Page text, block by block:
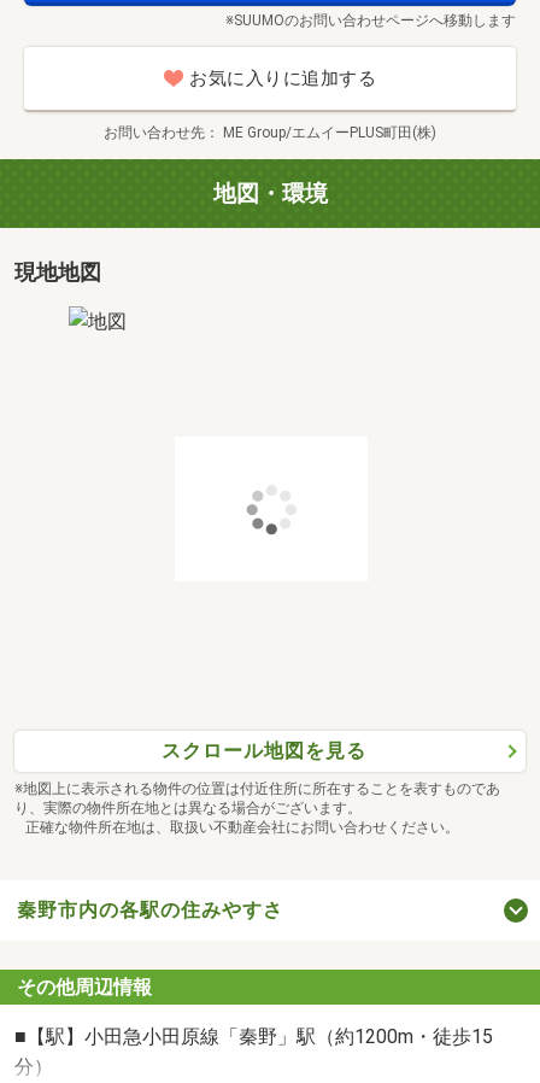
◇複数の金融機関を比較して、無理のない住宅ローンを
(4) 駅周辺の別物件のご案内（約30～120分）
ます
・見学スタート時間はご希望をもとに調整可能です
※SUUMOのお問い合わせページへ移動します
お気に入りに追加する
お問い合わせ先 ME Group/エムイーPLUS町田(株)
地図・環境
現地地図
スクロール地図を見る
※地図上に表示される物件の位置は付近住所に所在することを表すものであ
り、実際の物件所在地とは異なる場合がございます。
正確な物件所在地は、取扱い不動産会社にお問い合わせください。
秦野市内の各駅の住みやすさ
その他周辺情報
■【駅】小田急小田原線「秦野」駅（約1200m・徒歩15
分）